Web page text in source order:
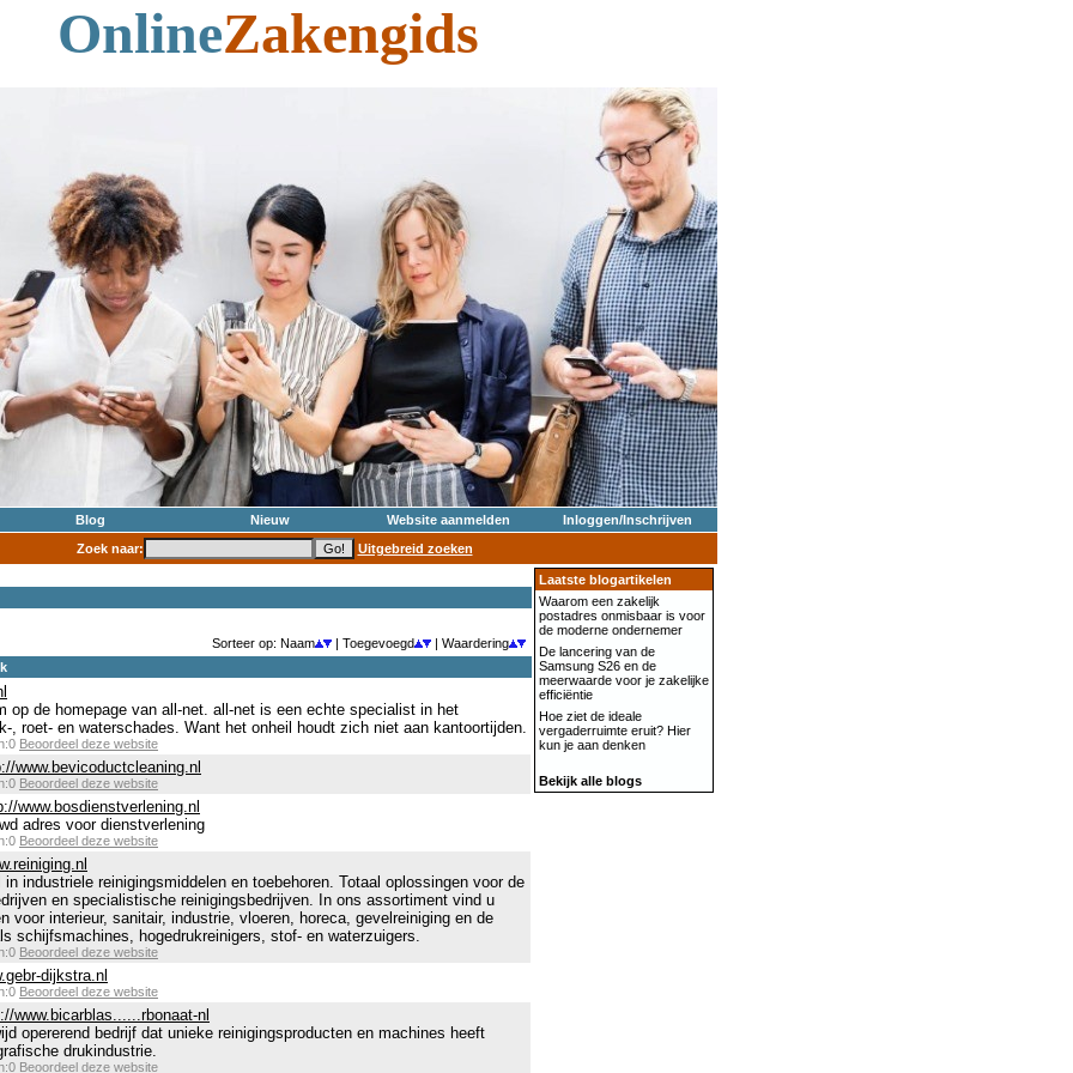
OnlineZakengids
Blog Nieuw Website aanmelden
Inloggen/Inschrijven
Zoek naar:
Uitgebreid zoeken
Sorteer op: Naam | Toegevoegd
| Waardering
op de homepage van all-net. all-net is een echte specialist in het
, roet- en waterschades. Want het onheil houdt zich niet aan kantoortijden.
Beoordeel deze website
www.bevicoductcleaning.nl
Beoordeel deze website
www.bosdienstverlening.nl
adres voor dienstverlening
Beoordeel deze website
industriele reinigingsmiddelen en toebehoren. Totaal oplossingen voor de
en specialistische reinigingsbedrijven. In ons assortiment vind u
voor interieur, sanitair, industrie, vloeren, horeca, gevelreiniging en de
schijfsmachines, hogedrukreinigers, stof- en waterzuigers.
Beoordeel deze website
dijkstra.nl
Beoordeel deze website
www.bicarblas......rbonaat-nl
opererend bedrijf dat unieke reinigingsproducten en machines heeft
drukindustrie.
Beoordeel deze website
Laatste blogartikelen
Waarom een zakelijk
postadres onmisbaar is voor
de moderne ondernemer
De lancering van de
Samsung S26 en de
meerwaarde voor je zakelijke
efficiëntie
Hoe ziet de ideale
vergaderruimte eruit? Hier
kun je aan denken
Bekijk alle blogs